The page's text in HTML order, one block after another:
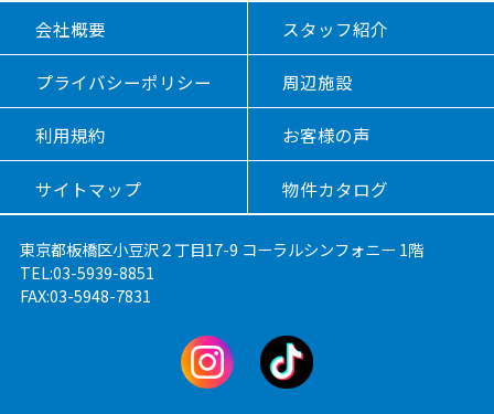
会社概要 スタッフ紹介
プライバシーポリシー 周辺施設
利用規約 お客様の声
サイトマップ 物件カタログ
東京都板橋区小豆沢２丁目17-9 コーラルシンフォニー 1階
TEL:03-5939-8851
FAX:03-5948-7831